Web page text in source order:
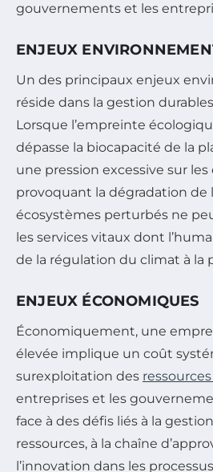
gouvernements et les
ENJEUX
Un des principaux enjeux
réside dans la gestion
Lorsque l’empreinte
dépasse la biocapacité de la
une pression excessive sur
provoquant la dégradation de
écosystèmes perturbés ne
les services vitaux dont
de la régulation du climat à la
ENJEUX ÉCONOMIQUES
Économiquement, une
élevée implique un coût
surexploitation des
entreprises et les
face à des défis liés à la
ressources, à la chaîne
l’innovation dans les